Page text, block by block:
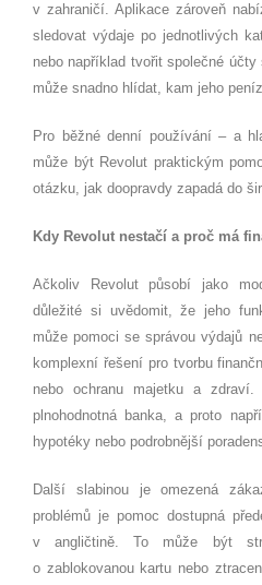
v zahraničí. Aplikace zároveň
sledovat výdaje po jednotlivých
nebo například tvořit společné
může snadno hlídat, kam jeho
Pro běžné denní používání – a
může být Revolut praktickým
otázku, jak doopravdy zapadá do
Kdy Revolut nestačí a proč má
Ačkoliv Revolut působí jako
důležité si uvědomit, že jeho
může pomoci se správou výdajů
komplexní řešení pro tvorbu
nebo ochranu majetku a
plnohodnotná banka, a proto
hypotéky nebo podrobnější
Další slabinou je omezená
problémů je pomoc dostupná
v angličtině. To může být
o zablokovanou kartu nebo